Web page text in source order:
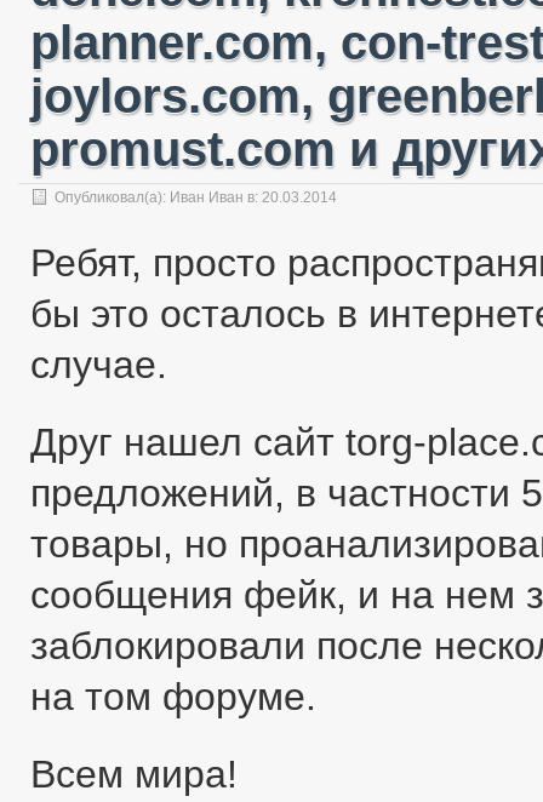
planner.com, con-
joylors.com,
promust.com и
Опубликовал(а): Иван Иван в: 20.03.2014
Ребят, просто
бы это осталось в
случае.
Друг нашел сайт torg-
предложений, в частности
товары, но
сообщения фейк, и на нем
заблокировали после
на том форуме.
Всем мира!